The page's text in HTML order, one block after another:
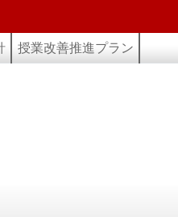
授業改善推進プラン